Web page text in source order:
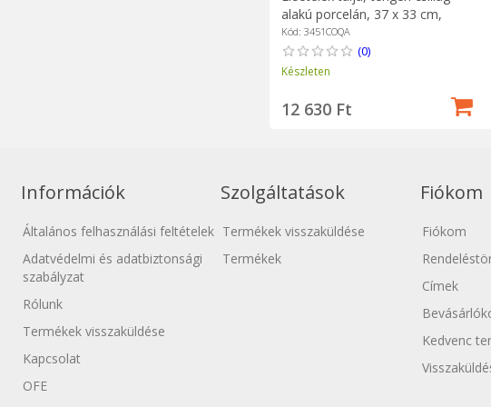
alakú porcelán, 37 x 33 cm,
"Coquillages Azur" - Easy Life
Kód: 3451COQA
(0)
Készleten
12 630 Ft
Információk
Általános felhasználási feltételek
Adatvédelmi és adatbiztonsági
szabályzat
Rólunk
Termékek visszaküldése
Kapcsolat
OFE
Szolgáltatások
Termékek visszaküldése
Termékek
Fiókom
Fiókom
Címek
Kedvenc